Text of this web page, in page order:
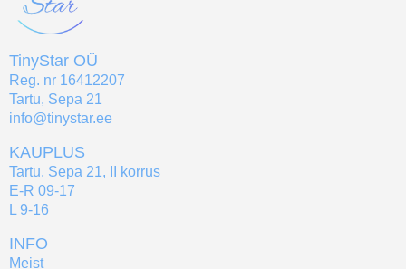
TinyStar OÜ
Reg. nr 16412207
Tartu, Sepa 21
info@tinystar.ee
KAUPLUS
Tartu, Sepa 21, II korrus
E-R 09-17
L 9-16
INFO
Meist